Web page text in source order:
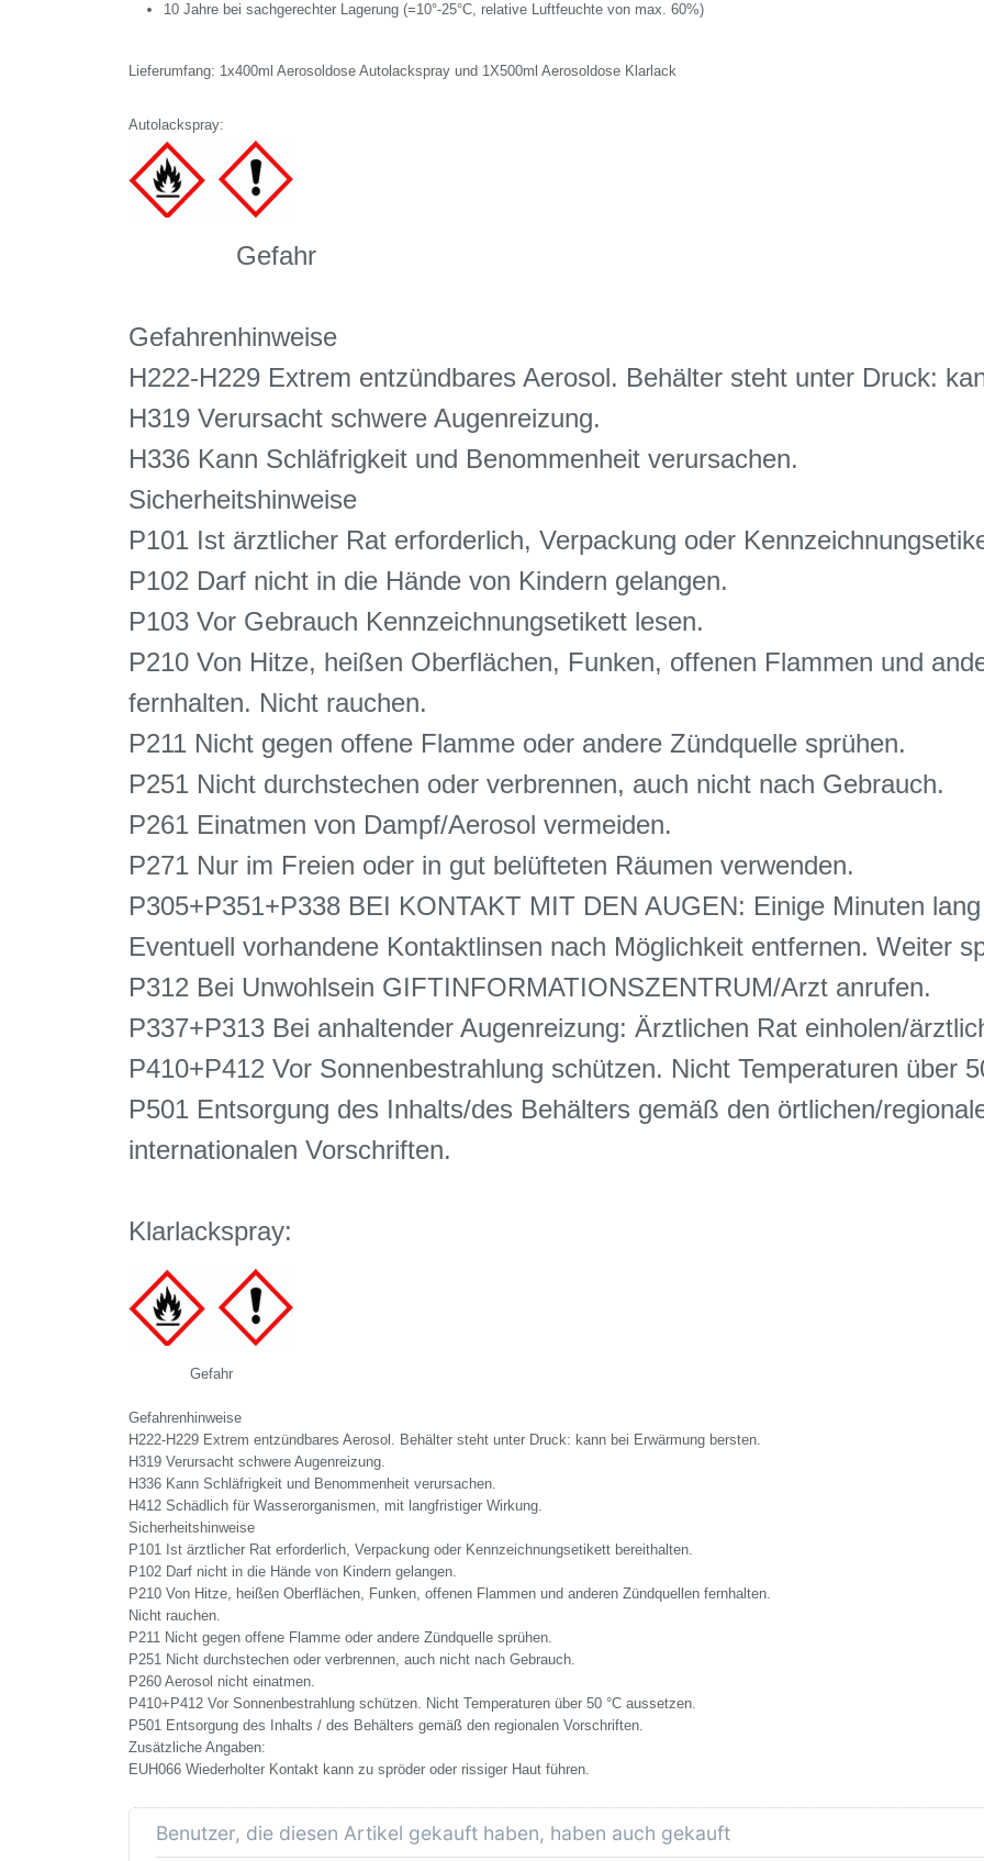
10 Jahre bei sachgerechter Lagerung (=10°-25°C, relative Luftfeuchte von max. 60%)
Lieferumfang: 1x400ml Aerosoldose Autolackspray und 1X500ml Aerosoldose Klarlack
Autolackspray:
Gefahr
Gefahrenhinweise
H222-H229 Extrem entzündbares Aerosol. Behälter steht unter Druck:
H319 Verursacht schwere Augenreizung.
H336 Kann Schläfrigkeit und Benommenheit verursachen.
Sicherheitshinweise
P101 Ist ärztlicher Rat erforderlich, Verpackung oder
P102 Darf nicht in die Hände von Kindern gelangen.
P103 Vor Gebrauch Kennzeichnungsetikett lesen.
P210 Von Hitze, heißen Oberflächen, Funken, offenen Flammen und
fernhalten. Nicht rauchen.
P211 Nicht gegen offene Flamme oder andere Zündquelle sprühen.
P251 Nicht durchstechen oder verbrennen, auch nicht nach Gebrauch.
P261 Einatmen von Dampf/Aerosol vermeiden.
P271 Nur im Freien oder in gut belüfteten Räumen verwenden.
P305+P351+P338 BEI KONTAKT MIT DEN AUGEN: Einige Minuten
Eventuell vorhandene Kontaktlinsen nach Möglichkeit entfernen. Weiter
P312 Bei Unwohlsein GIFTINFORMATIONSZENTRUM/Arzt anrufen.
P337+P313 Bei anhaltender Augenreizung: Ärztlichen Rat einholen/
P410+P412 Vor Sonnenbestrahlung schützen. Nicht Temperaturen über
P501 Entsorgung des Inhalts/des Behälters gemäß den örtlichen/
internationalen Vorschriften.
Klarlackspray:
Gefahr
Gefahrenhinweise
H222-H229 Extrem entzündbares Aerosol. Behälter steht unter Druck: kann bei Erwärmung bersten.
H319 Verursacht schwere Augenreizung.
H336 Kann Schläfrigkeit und Benommenheit verursachen.
H412 Schädlich für Wasserorganismen, mit langfristiger Wirkung.
Sicherheitshinweise
P101 Ist ärztlicher Rat erforderlich, Verpackung oder Kennzeichnungsetikett bereithalten.
P102 Darf nicht in die Hände von Kindern gelangen.
P210 Von Hitze, heißen Oberflächen, Funken, offenen Flammen und anderen Zündquellen fernhalten.
Nicht rauchen.
P211 Nicht gegen offene Flamme oder andere Zündquelle sprühen.
P251 Nicht durchstechen oder verbrennen, auch nicht nach Gebrauch.
P260 Aerosol nicht einatmen.
P410+P412 Vor Sonnenbestrahlung schützen. Nicht Temperaturen über 50 °C aussetzen.
P501 Entsorgung des Inhalts / des Behälters gemäß den regionalen Vorschriften.
Zusätzliche Angaben:
EUH066 Wiederholter Kontakt kann zu spröder oder rissiger Haut führen.
Benutzer, die diesen Artikel gekauft haben, haben auch gekauft